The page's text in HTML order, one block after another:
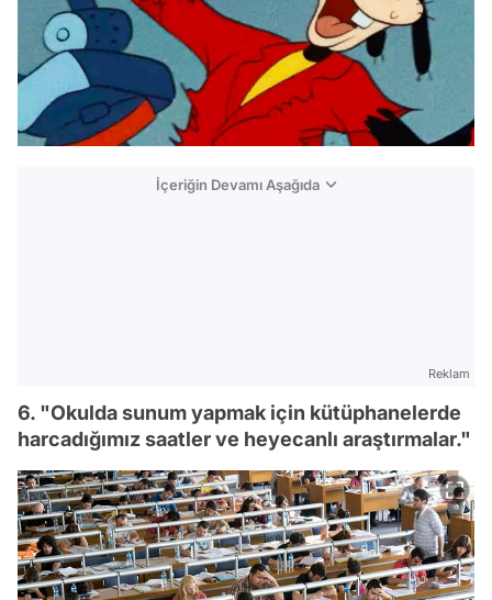
İçeriğin Devamı Aşağıda
Reklam
6. "Okulda sunum yapmak için kütüphanelerde
harcadığımız saatler ve heyecanlı araştırmalar."